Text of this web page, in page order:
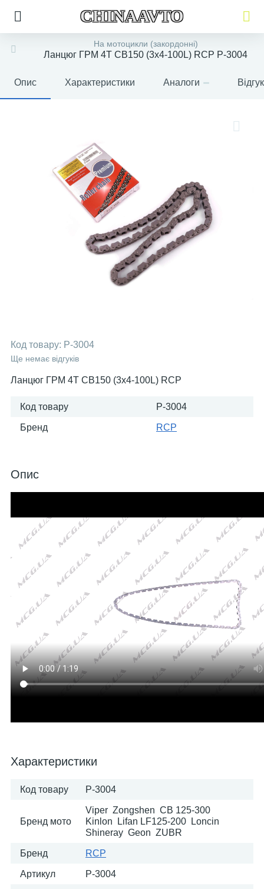
CHINAAVTO
На мотоцикли (закордонні)
Ланцюг ГРМ 4T CB150 (3x4-100L) RCP P-3004
Опис Характеристики Аналоги
Код товару: P-3004
Ще немає відгуків
Ланцюг ГРМ 4T CB150 (3x4-100L) RCP
Код товару P-3004
Бренд RCP
Опис
Характеристики
Код товару P-3004
Бренд мото
Viper Zongshen CB 125-300
Kinlon Lifan LF125-200 Loncin
Shineray Geon ZUBR
Бренд RCP
Артикул P-3004